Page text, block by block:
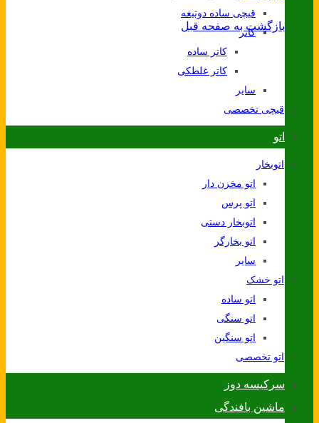
بازگشت به صفحه قبل
قیچی ساده دوتیغه
کاتر
کاتر ساده
کاتر غلطکی
سایر
قیچی تخصصی
اتو
اتوبخار
اتو مخزن دار
اتو پرس
اتوبخار دستی
اتو بخارگر
سایر
اتو خشک
اتو ساده
اتو سنگی
اتو سنگین
اتو تخصصی
سرکیسه دوز
ماشین بافندگی